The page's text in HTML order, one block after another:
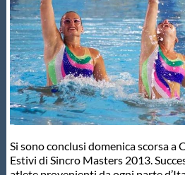
Master
Formazione
GUG
Scuole Nuoto
Si sono conclusi domenica scorsa
Estivi di Sincro Masters 2013.